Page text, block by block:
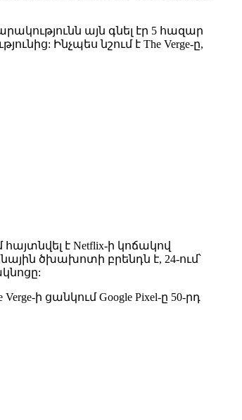
այն գնել էր 5 հազար
Ինչպես նշում է The Verge-ը,
է Netflix-ի կոճակով
ծխախոտի բրենդն է, 24-ում՝
ի ցանկում Google Pixel-ը 50-րդ